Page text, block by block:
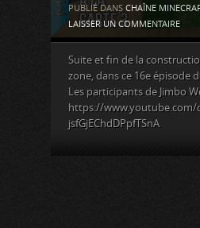
PUBLIÉ DANS CHAÎNE
LAISSER UN COMMENTAIRE
Suite et fin de la
zone, dans ce 16e épisode
Les participants de Jimbo
https://www.youtube.com/
jsfGjEChdDPpfTSnA